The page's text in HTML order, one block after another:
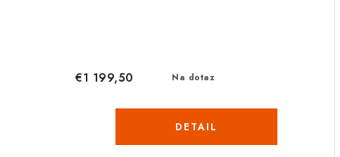
Na dotaz
€1 199,50
DETAIL